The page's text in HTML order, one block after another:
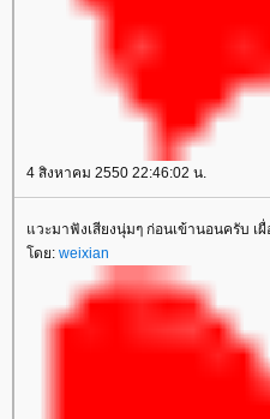
4 สิงหาคม 2550 22:46:02 น.
วะมาฟังเสียงนุ่มๆ ก่อนเข้านอนครับ เผื่
ดย: weixian